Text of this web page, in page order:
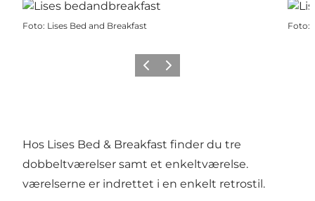
Foto: Lises Bed and Breakfast Foto:
ForrigeNæste
Hos Lises Bed & Breakfast finder du tre
dobbeltværelser samt et enkeltværelse.
værelserne er indrettet i en enkelt retrostil.